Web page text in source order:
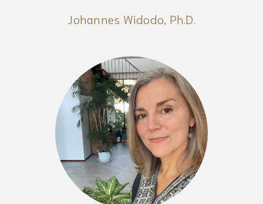
Johannes Widodo, Ph.D.